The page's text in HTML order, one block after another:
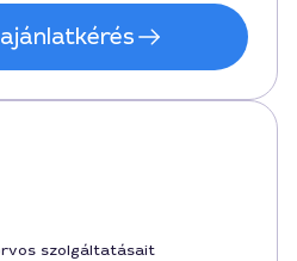
szolgáltatásait